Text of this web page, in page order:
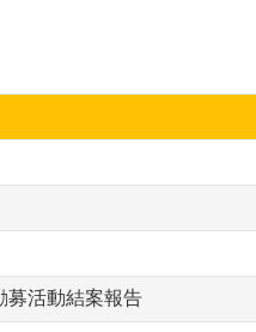
募活動結案報告